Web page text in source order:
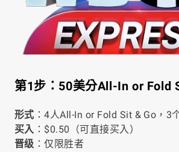
第1步：50美分All-In or Fold
形式 ：4人All-In or Fold Sit & Go，3
买入 ：$0.50（可直接买入）
晋级 ：仅限胜者